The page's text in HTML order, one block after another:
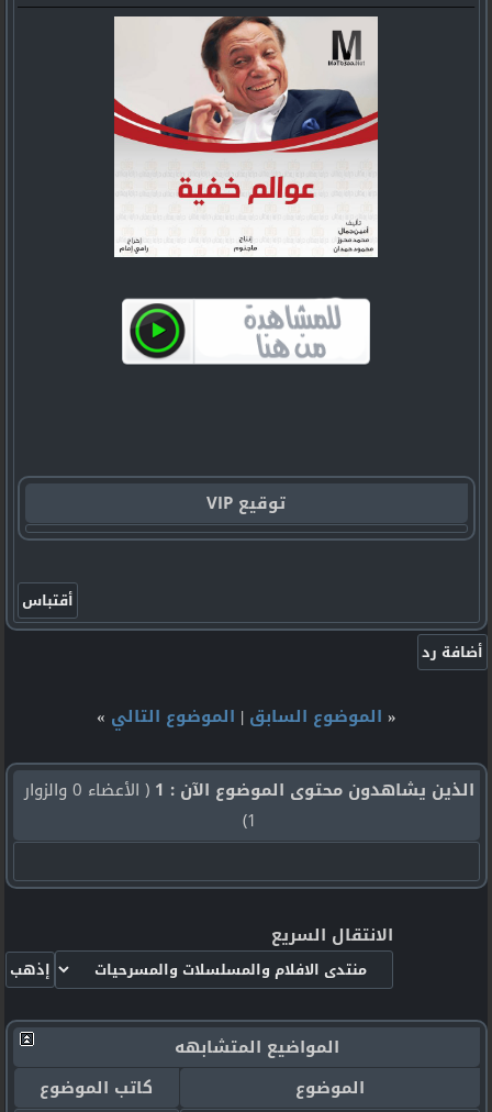
توقيع VIP
« الموضوع السابق | الموضوع التالي »
الذين يشاهدون محتوى الموضوع الآن : 1
( الأعضاء 0 والزوار
1)
الانتقال السريع
المواضيع المتشابهه
الموضوع
كاتب الموضوع